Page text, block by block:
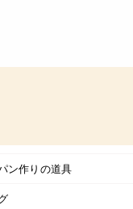
ン作りの道具